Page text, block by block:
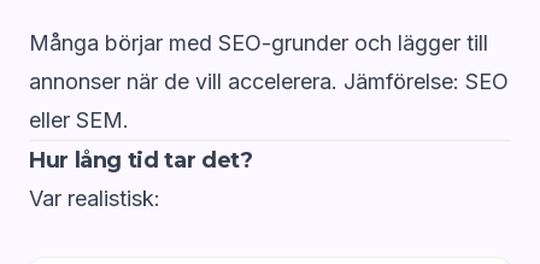
Många börjar med SEO-grunder och lägger till
annonser när de vill accelerera. Jämförelse: SEO
eller SEM.
Hur lång tid tar det?
Var realistisk: